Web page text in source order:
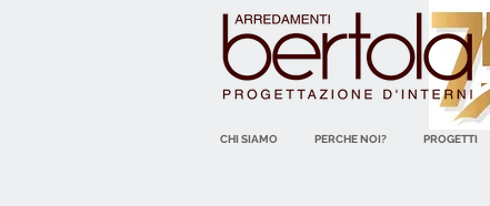
CHI SIAMO PERCHE NOI? PROGETTI